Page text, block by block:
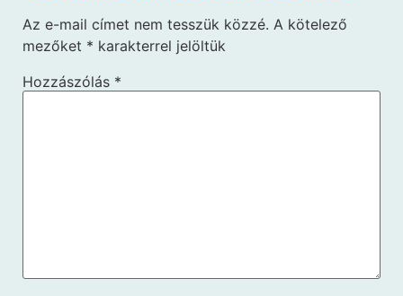
Az e-mail címet nem tesszük közzé. A kötelező
mezőket * karakterrel jelöltük
Hozzászólás *